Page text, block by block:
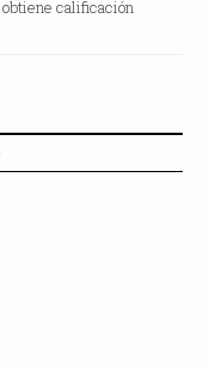
calificación